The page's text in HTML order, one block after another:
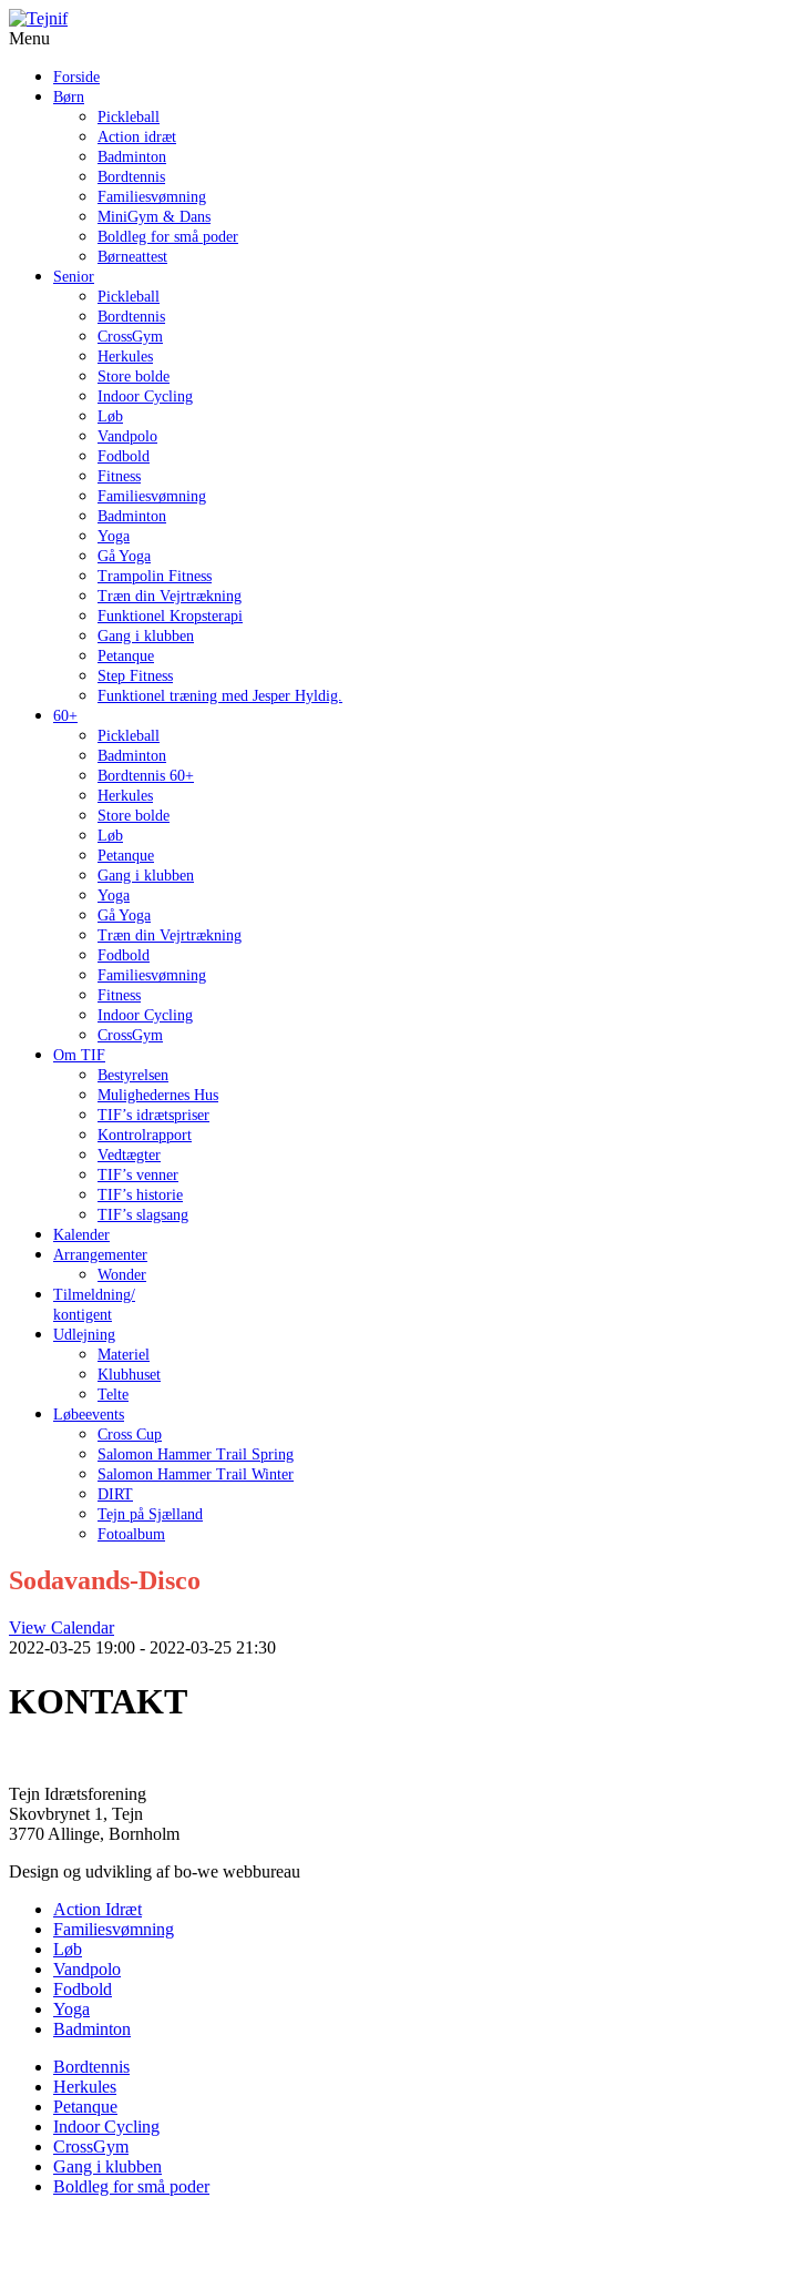
Menu
Forside
Børn
Pickleball
Action idræt
Badminton
Bordtennis
Familiesvømning
MiniGym & Dans
Boldleg for små poder
Børneattest
Senior
Pickleball
Bordtennis
CrossGym
Herkules
Store bolde
Indoor Cycling
Løb
Vandpolo
Fodbold
Fitness
Familiesvømning
Badminton
Yoga
Gå Yoga
Trampolin Fitness
Træn din Vejrtrækning
Funktionel Kropsterapi
Gang i klubben
Petanque
Step Fitness
Funktionel træning med Jesper Hyldig.
60+
Pickleball
Badminton
Bordtennis 60+
Herkules
Store bolde
Løb
Petanque
Gang i klubben
Yoga
Gå Yoga
Træn din Vejrtrækning
Fodbold
Familiesvømning
Fitness
Indoor Cycling
CrossGym
Om TIF
Bestyrelsen
Mulighedernes Hus
TIF’s idrætspriser
Kontrolrapport
Vedtægter
TIF’s venner
TIF’s historie
TIF’s slagsang
Kalender
Arrangementer
Wonder
Tilmeldning/
kontigent
Udlejning
Materiel
Klubhuset
Telte
Løbeevents
Cross Cup
Salomon Hammer Trail Spring
Salomon Hammer Trail Winter
DIRT
Tejn på Sjælland
Fotoalbum
Sodavands-Disco
View Calendar
2022-03-25 19:00 - 2022-03-25 21:30
KONTAKT
Tejn Idrætsforening
Skovbrynet 1, Tejn
3770 Allinge, Bornholm
Design og udvikling af bo-we webbureau
Action Idræt
Familiesvømning
Løb
Vandpolo
Fodbold
Yoga
Badminton
Bordtennis
Herkules
Petanque
Indoor Cycling
CrossGym
Gang i klubben
Boldleg for små poder